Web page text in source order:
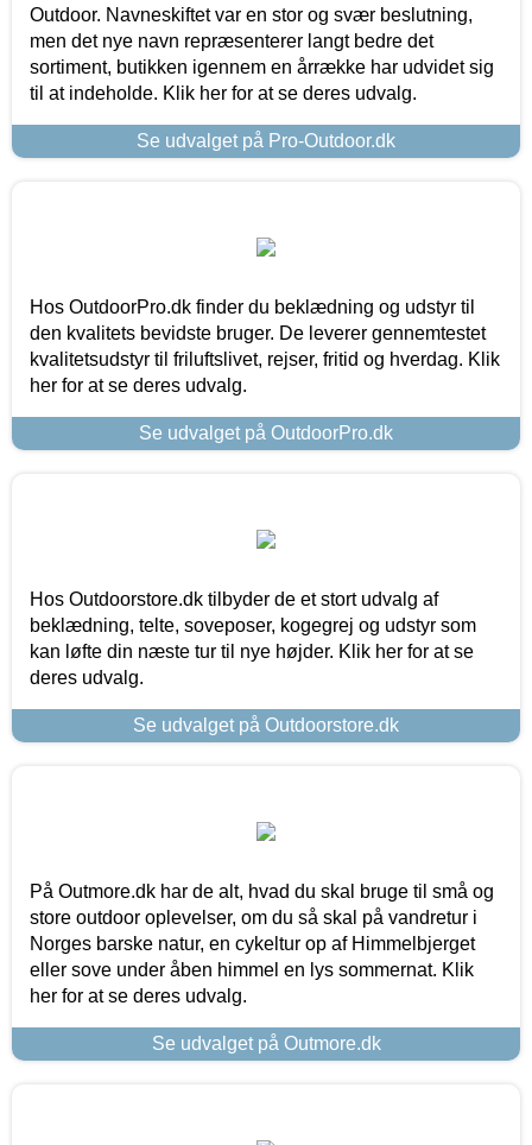
Outdoor. Navneskiftet var en stor og svær beslutning,
men det nye navn repræsenterer langt bedre det
sortiment, butikken igennem en årrække har udvidet sig
til at indeholde. Klik her for at se deres udvalg.
Se udvalget på Pro-Outdoor.dk
Hos OutdoorPro.dk finder du beklædning og udstyr til
den kvalitets bevidste bruger. De leverer gennemtestet
kvalitetsudstyr til friluftslivet, rejser, fritid og hverdag. Klik
her for at se deres udvalg.
Se udvalget på OutdoorPro.dk
Hos Outdoorstore.dk tilbyder de et stort udvalg af
beklædning, telte, soveposer, kogegrej og udstyr som
kan løfte din næste tur til nye højder. Klik her for at se
deres udvalg.
Se udvalget på Outdoorstore.dk
På Outmore.dk har de alt, hvad du skal bruge til små og
store outdoor oplevelser, om du så skal på vandretur i
Norges barske natur, en cykeltur op af Himmelbjerget
eller sove under åben himmel en lys sommernat. Klik
her for at se deres udvalg.
Se udvalget på Outmore.dk